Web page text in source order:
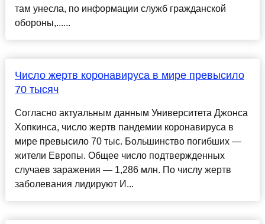
там унесла, по информации служб гражданской
обороны,......
Число жертв коронавируса в мире превысило
70 тысяч
Согласно актуальным данным Университета Джонса
Хопкинса, число жертв пандемии коронавируса в
мире превысило 70 тыс. Большинство погибших —
жители Европы. Общее число подтвержденных
случаев заражения — 1,286 млн. По числу жертв
заболевания лидируют И...